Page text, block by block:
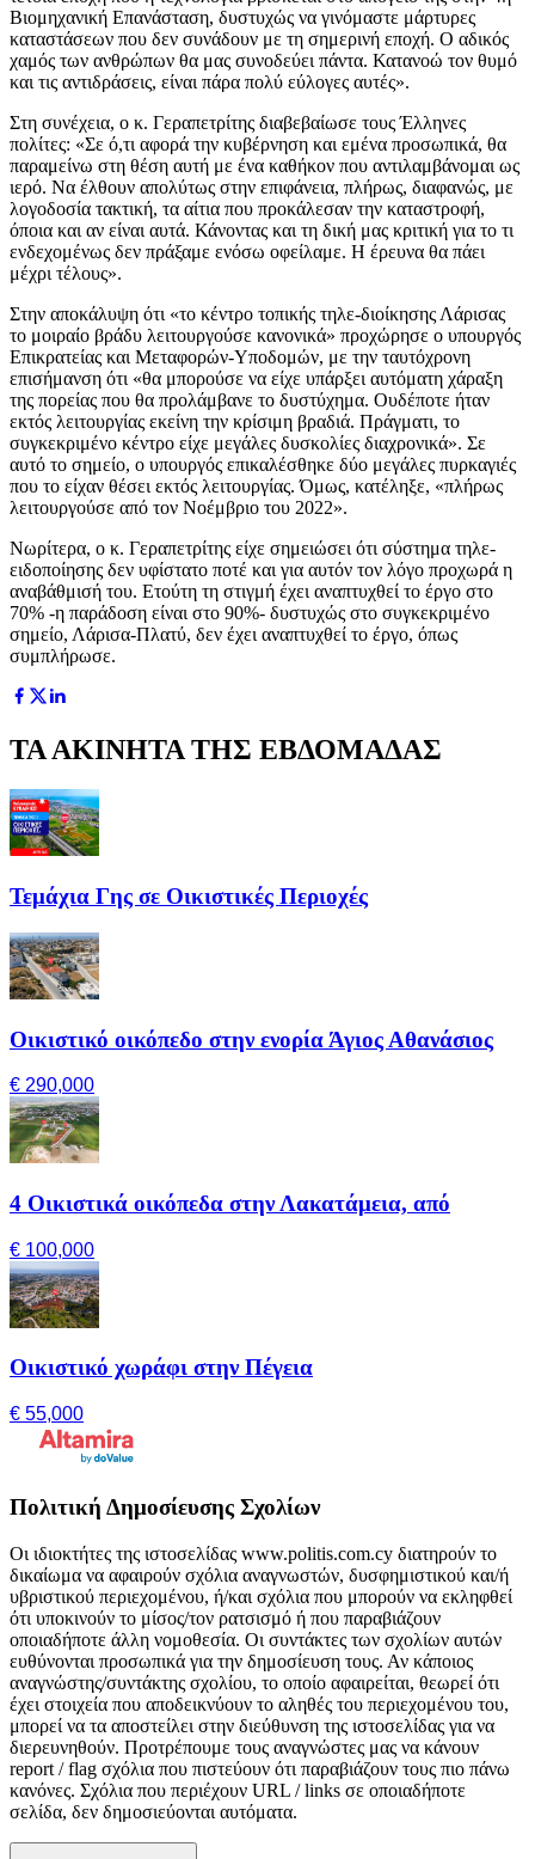
Βιομηχανική Επανάσταση, δυστυχώς να γινόμαστε μάρτυρες
καταστάσεων που δεν συνάδουν με τη σημερινή εποχή. Ο αδικός
χαμός των ανθρώπων θα μας συνοδεύει πάντα. Κατανοώ τον θυμό
και τις αντιδράσεις, είναι πάρα πολύ εύλογες αυτές».
Στη συνέχεια, ο κ. Γεραπετρίτης διαβεβαίωσε τους Έλληνες
πολίτες: «Σε ό,τι αφορά την κυβέρνηση και εμένα προσωπικά, θα
παραμείνω στη θέση αυτή με ένα καθήκον που αντιλαμβάνομαι ως
ιερό. Να έλθουν απολύτως στην επιφάνεια, πλήρως, διαφανώς, με
λογοδοσία τακτική, τα αίτια που προκάλεσαν την καταστροφή,
όποια και αν είναι αυτά. Κάνοντας και τη δική μας κριτική για το τι
ενδεχομένως δεν πράξαμε ενόσω οφείλαμε. Η έρευνα θα πάει
μέχρι τέλους».
Στην αποκάλυψη ότι «το κέντρο τοπικής τηλε-διοίκησης Λάρισας
το μοιραίο βράδυ λειτουργούσε κανονικά» προχώρησε ο υπουργός
Επικρατείας και Μεταφορών-Υποδομών, με την ταυτόχρονη
επισήμανση ότι «θα μπορούσε να είχε υπάρξει αυτόματη χάραξη
της πορείας που θα προλάμβανε το δυστύχημα. Ουδέποτε ήταν
εκτός λειτουργίας εκείνη την κρίσιμη βραδιά. Πράγματι, το
συγκεκριμένο κέντρο είχε μεγάλες δυσκολίες διαχρονικά». Σε
αυτό το σημείο, ο υπουργός επικαλέσθηκε δύο μεγάλες πυρκαγιές
που το είχαν θέσει εκτός λειτουργίας. Όμως, κατέληξε, «πλήρως
λειτουργούσε από τον Νοέμβριο του 2022».
Νωρίτερα, ο κ. Γεραπετρίτης είχε σημειώσει ότι σύστημα τηλε-
ειδοποίησης δεν υφίστατο ποτέ και για αυτόν τον λόγο προχωρά η
αναβάθμισή του. Ετούτη τη στιγμή έχει αναπτυχθεί το έργο στο
70% -η παράδοση είναι στο 90%- δυστυχώς στο συγκεκριμένο
σημείο, Λάρισα-Πλατύ, δεν έχει αναπτυχθεί το έργο, όπως
συμπλήρωσε.
ΤΑ ΑΚΙΝΗΤΑ ΤΗΣ ΕΒΔΟΜΑΔΑΣ
Τεμάχια Γης σε Οικιστικές Περιοχές
Οικιστικό οικόπεδο στην ενορία Άγιος Αθανάσιος
€ 290,000
4 Οικιστικά οικόπεδα στην Λακατάμεια, από
€ 100,000
Οικιστικό χωράφι στην Πέγεια
€ 55,000
Πολιτική Δημοσίευσης Σχολίων
Οι ιδιοκτήτες της ιστοσελίδας www.politis.com.cy διατηρούν το
δικαίωμα να αφαιρούν σχόλια αναγνωστών, δυσφημιστικού και/ή
υβριστικού περιεχομένου, ή/και σχόλια που μπορούν να εκληφθεί
ότι υποκινούν το μίσος/τον ρατσισμό ή που παραβιάζουν
οποιαδήποτε άλλη νομοθεσία. Οι συντάκτες των σχολίων αυτών
ευθύνονται προσωπικά για την δημοσίευση τους. Αν κάποιος
αναγνώστης/συντάκτης σχολίου, το οποίο αφαιρείται, θεωρεί ότι
έχει στοιχεία που αποδεικνύουν το αληθές του περιεχομένου του,
μπορεί να τα αποστείλει στην διεύθυνση της ιστοσελίδας για να
διερευνηθούν. Προτρέπουμε τους αναγνώστες μας να κάνουν
report / flag σχόλια που πιστεύουν ότι παραβιάζουν τους πιο πάνω
κανόνες. Σχόλια που περιέχουν URL / links σε οποιαδήποτε
σελίδα, δεν δημοσιεύονται αυτόματα.